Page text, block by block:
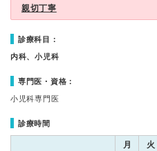
親切丁寧
診療科目：
内科、小児科
専門医・資格：
小児科専門医
診療時間
月 火